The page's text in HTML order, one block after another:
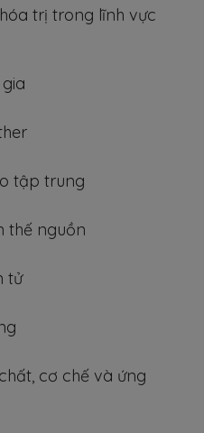
trị trong lĩnh vực
tập trung
thế nguồn
tử
cơ chế và ứng